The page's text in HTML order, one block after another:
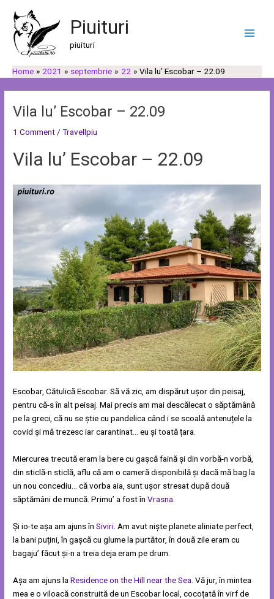
content
Piuituri
piuituri
Menu
Home 2021 septembrie 22 Vila lu’ Escobar – 22.09
Vila lu’ Escobar – 22.09
1 Comment/Travellpiu
Vila lu’ Escobar – 22.09
Escobar, Cătulică Escobar. Să vă zic, am dispărut ușor din peisaj,
pentru că-s în alt peisaj. Mai precis am mai descălecat o săptămână
pe la greci, că nu se știe cu pandelica când i se scoală antenuțele la
covid și mă trezesc iar carantinat… eu și toată țara.
Miercurea trecută eram la bere cu gașcă faină și din vorbă-n vorbă,
din sticlă-n sticlă, aflu că am o cameră disponibilă și dacă mă bag la
un nou concediu… că vorba aia, sunt ușor stresat după două
săptămâni de muncă. Primu’ a fost înVrasna.
Și io-te așa am ajuns înSiviri . Am avut niște planete aliniate perfect,
la bani puțini, în gașcă cu glume la purtător, în două zile eram cu
bagaju’ făcut și-n a treia deja eram pe drum.
Așa am ajuns laResidence on the Hill near the Sea . Vă jur, în mintea
mea e o viloacă construită de un Escobar local, cocoțată în virf de
navigation
a
u
ă
a
t
g
o
r